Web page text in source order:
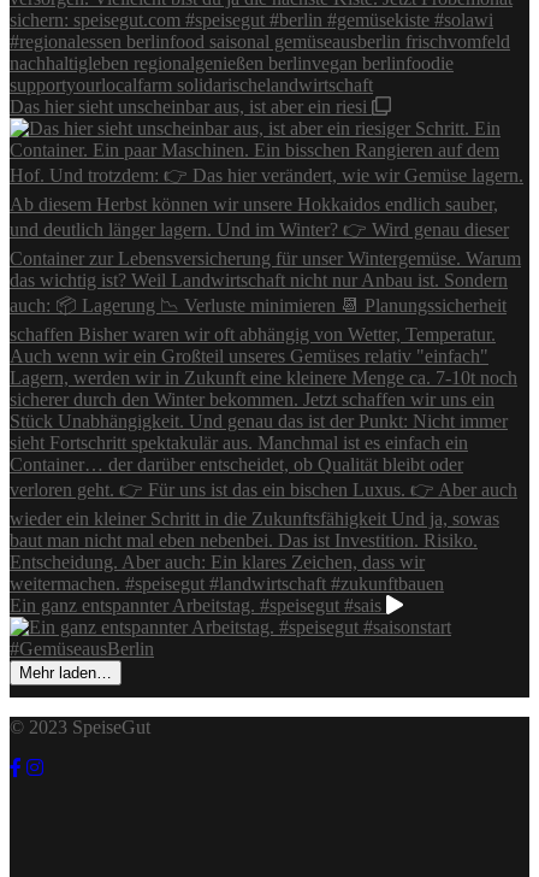
Das hier sieht unscheinbar aus, ist aber ein riesi
Ein ganz entspannter Arbeitstag. #speisegut #sais
Mehr laden…
© 2023 SpeiseGut